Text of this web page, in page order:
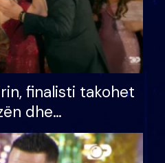
finalisti takohet
dhe
ndonjë letër